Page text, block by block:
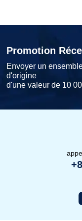
Promotion
Envoyer un
d'origine
d'une valeur de 10